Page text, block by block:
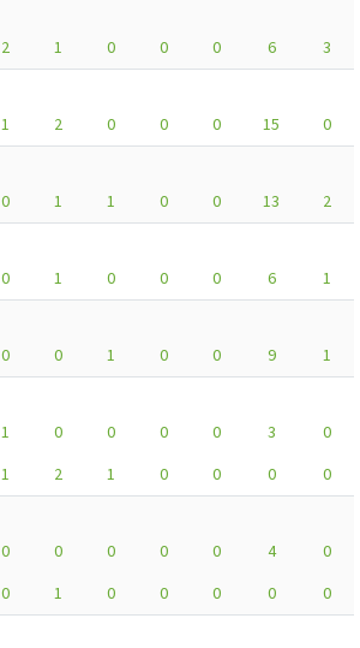
2 1 0 0 0 6
3
1 2 0 0 0 15
0
0 1 1 0 0 13
2
0 1 0 0 0 6
1
0 0 1 0 0 9
1
1 0 0 0 0 3
0
1 2 1 0 0 0
0
0 0 0 0 0 4
0
0 1 0 0 0 0
0